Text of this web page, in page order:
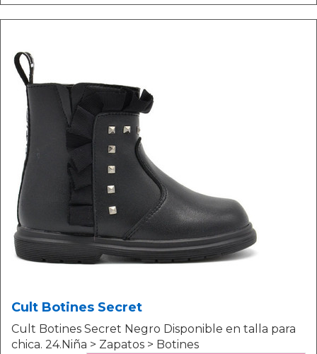
Cult Botines Secret
Cult Botines Secret Negro Disponible en talla para
chica. 24.Niña > Zapatos > Botines